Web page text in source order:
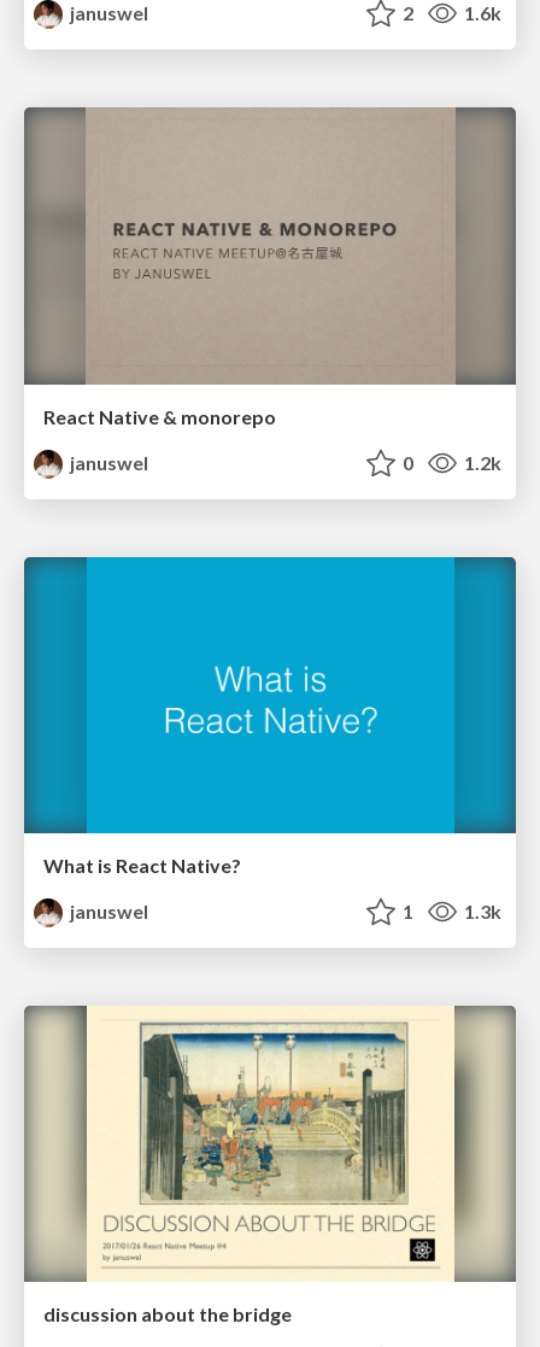
januswel 2 1.6k
React Native & monorepo
januswel
0 1.2k
What is React Native?
januswel
1 1.3k
discussion about the bridge